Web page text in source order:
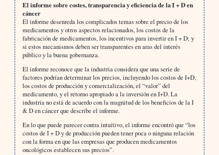
El informe sobre costes, transparencia y eficiencia de la I + D en
cáncer
El informe desenreda los complicados temas sobre el precio de los
medicamentos y otros aspectos relacionados, los costos de la
fabricación de medicamentos, los incentivos para invertir en I + D; y
si estos mecanismos deben ser transparentes en aras del interés
público y la buena gobernanza.
El informe reconoce que la industria considera que una serie de
factores podrían determinar los precios, incluyendo los costos de I+D,
los costos de producción y comercialización, el “valor” del
medicamento, y el retorno apropiado a la inversión en I+D. La
industria no está de acuerdo con la magnitud de los beneficios de la I
& D en cáncer que describe el informe.
En lo que puede parecer contra intuitivo, el informe encontró que “los
costos de I + D y de producción pueden tener poca o ninguna relación
con la forma en que las empresas que producen medicamentos
oncológicos establecen sus precios”.